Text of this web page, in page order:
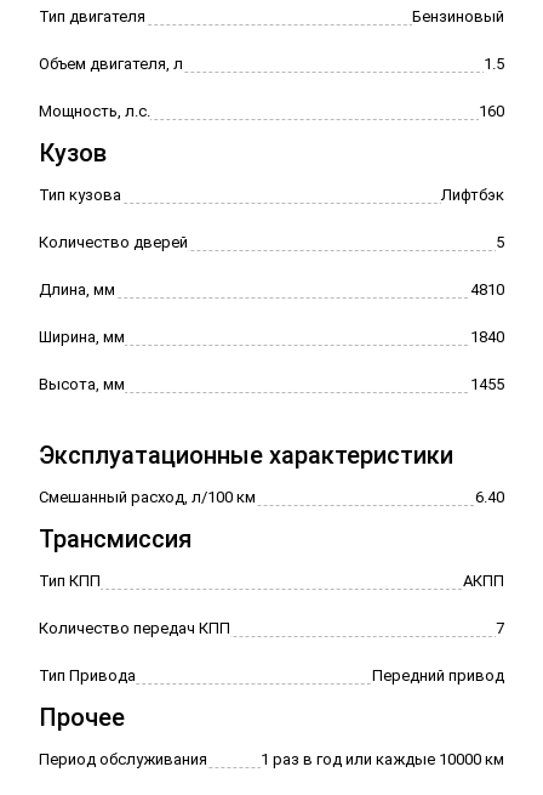
водителя в 6 направлениях
передних и задних сидений
Электростеклоподъемники с
чтения впереди
Полностью автоматизированный
постоянной температуры
Устройство для автоматического
движения
Тип двигателя Бензиновый
Объем двигателя, л 1.5
Мощность, л.с. 160
Кузов
Тип кузова Лифтбэк
Количество дверей 5
Длина, мм 4810
Ширина, мм 1840
Высота, мм 1455
Эксплуатационные характеристики
Смешанный расход, л/100 км 6.40
Трансмиссия
Тип КПП АКПП
Количество передач КПП 7
Тип Привода Передний привод
Прочее
Период обслуживания 1 раз в год или каждые 10000 км